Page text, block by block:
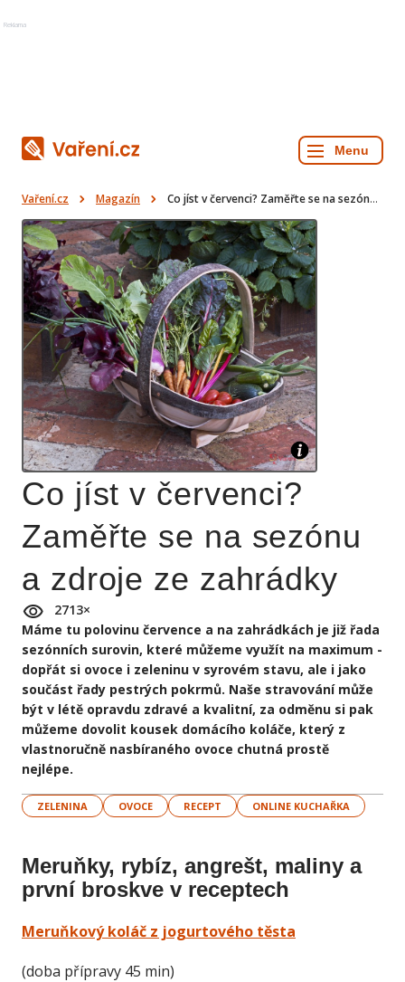
Reklama
Vaření.cz Magazín Co jíst v červenci? Zaměřte se na sezónu a zdroje ze zahrádky
Co jíst v červenci?
Zaměřte se na sezónu
a zdroje ze zahrádky
2713×
Máme tu polovinu července a na zahrádkách je již řada
sezónních surovin, které můžeme využít na maximum -
dopřát si ovoce i zeleninu v syrovém stavu, ale i jako
součást řady pestrých pokrmů. Naše stravování může
být v létě opravdu zdravé a kvalitní, za odměnu si pak
můžeme dovolit kousek domácího koláče, který z
vlastnoručně nasbíraného ovoce chutná prostě
nejlépe.
ZELENINA OVOCE RECEPT ONLINE KUCHAŘKA
Meruňky, rybíz, angrešt, maliny a
první broskve v receptech
Meruňkový koláč z jogurtového těsta
(doba přípravy 45 min)